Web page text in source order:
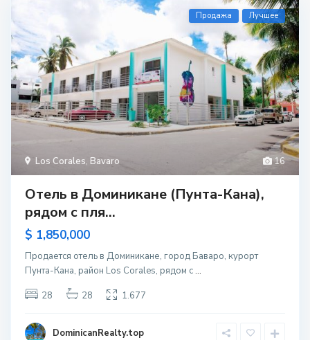
16
Los Corales, Bavaro
Продажа Лучшее
Отель в Доминикане (Пунта-Кана),
рядом с пля...
$ 1,850,000
Продается отель в Доминикане, город Баваро, курорт
Пунта-Кана, район Los Corales, рядом с...
28
28 1.677
DominicanRealty.top